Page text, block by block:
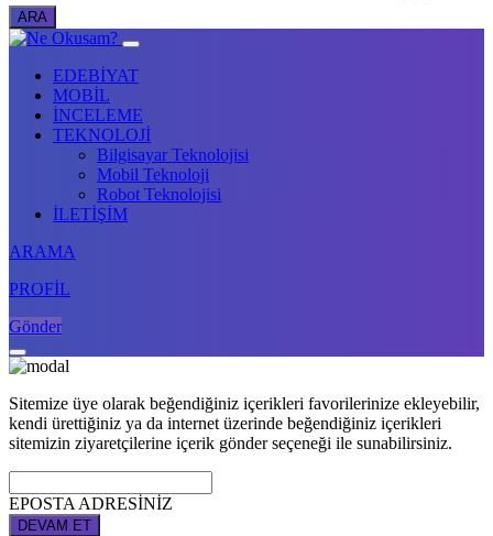
EDEBİYAT
MOBİL
İNCELEME
TEKNOLOJİ
Bilgisayar Teknolojisi
Mobil Teknoloji
Robot Teknolojisi
İLETİŞİM
ARAMA
PROFİL
Gönder
Sitemize üye olarak beğendiğiniz içerikleri favorilerinize ekleyebilir,
kendi ürettiğiniz ya da internet üzerinde beğendiğiniz içerikleri
sitemizin ziyaretçilerine içerik gönder seçeneği ile sunabilirsiniz.
EPOSTA ADRESİNİZ
DEVAM ET